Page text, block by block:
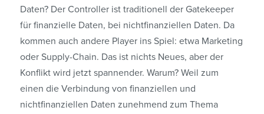
Daten? Der Controller ist traditionell der Gatekeeper
für finanzielle Daten, bei nichtfinanziellen Daten. Da
kommen auch andere Player ins Spiel: etwa Marketing
oder Supply-Chain. Das ist nichts Neues, aber der
Konflikt wird jetzt spannender. Warum? Weil zum
einen die Verbindung von finanziellen und
nichtfinanziellen Daten zunehmend zum Thema